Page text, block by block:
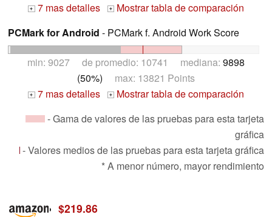
+ 7 mas detalles +
Mostrar tabla de comparación
PCMark for Android - PCMark f. Android Work Score
min: 9027 de promedio: 10741 mediana: 9898
(50%) max: 13821 Points
+ 7 mas detalles +
Mostrar tabla de comparación
- Gama de valores de las pruebas para esta tarjeta
gráfica
- Valores medios de las pruebas para esta tarjeta gráfica
* A menor número, mayor rendimiento
$219.86